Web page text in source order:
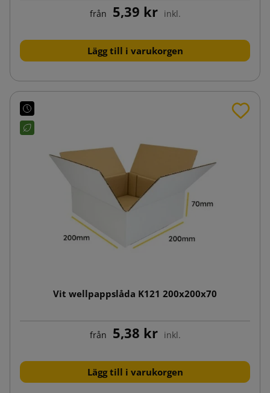
från 5,39 kr inkl.
Lägg till i varukorgen
Vit wellpappslåda K121 200x200x70
från 5,38 kr inkl.
Lägg till i varukorgen